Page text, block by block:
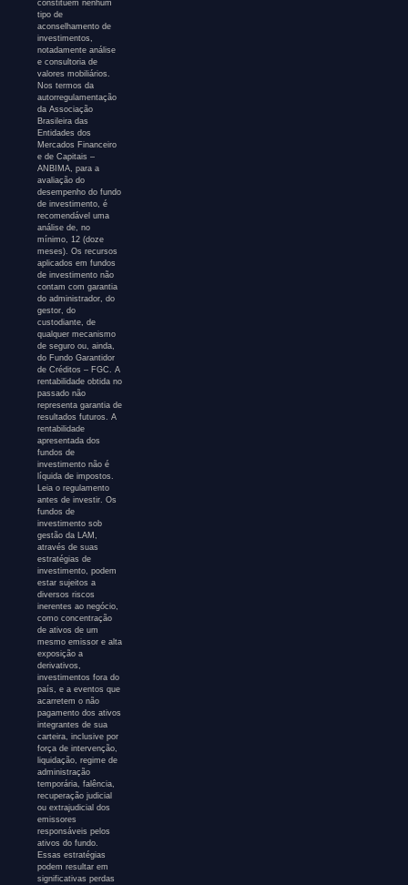
constituem nenhum
tipo de
aconselhamento de
investimentos,
notadamente análise
e consultoria de
valores mobiliários.
Nos termos da
autorregulamentação
da Associação
Brasileira das
Entidades dos
Mercados Financeiro
e de Capitais –
ANBIMA, para a
avaliação do
desempenho do fundo
de investimento, é
recomendável uma
análise de, no
mínimo, 12 (doze
meses). Os recursos
aplicados em fundos
de investimento não
contam com garantia
do administrador, do
gestor, do
custodiante, de
qualquer mecanismo
de seguro ou, ainda,
do Fundo Garantidor
de Créditos – FGC. A
rentabilidade obtida no
passado não
representa garantia de
resultados futuros. A
rentabilidade
apresentada dos
fundos de
investimento não é
líquida de impostos.
Leia o regulamento
antes de investir. Os
fundos de
investimento sob
gestão da LAM,
através de suas
estratégias de
investimento, podem
estar sujeitos a
diversos riscos
inerentes ao negócio,
como concentração
de ativos de um
mesmo emissor e alta
exposição a
derivativos,
investimentos fora do
país, e a eventos que
acarretem o não
pagamento dos ativos
integrantes de sua
carteira, inclusive por
força de intervenção,
liquidação, regime de
administração
temporária, falência,
recuperação judicial
ou extrajudicial dos
emissores
responsáveis pelos
ativos do fundo.
Essas estratégias
podem resultar em
significativas perdas